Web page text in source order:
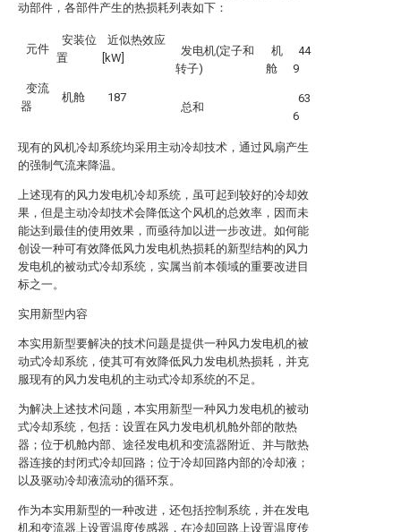
动部件，各部件产生的热损耗列表如下：
元件
安装位
置
近似热效应
[kW]
发电机(定子和
转子)
机
舱
44
9
变流
器
机舱 187
总和
63
6
现有的风机冷却系统均采用主动冷却技术，通过风扇产生
的强制气流来降温。
上述现有的风力发电机冷却系统，虽可起到较好的冷却效
果，但是主动冷却技术会降低这个风机的总效率，因而未
能达到最佳的使用效果，而亟待加以进一步改进。如何能
创设一种可有效降低风力发电机热损耗的新型结构的风力
发电机的被动式冷却系统，实属当前本领域的重要改进目
标之一。
实用新型内容
本实用新型要解决的技术问题是提供一种风力发电机的被
动式冷却系统，使其可有效降低风力发电机热损耗，并克
服现有的风力发电机的主动式冷却系统的不足。
为解决上述技术问题，本实用新型一种风力发电机的被动
式冷却系统，包括：设置在风力发电机机舱外部的散热
器；位于机舱内部、途径发电机和变流器附近、并与散热
器连接的封闭式冷却回路；位于冷却回路内部的冷却液；
以及驱动冷却液流动的循环泵。
作为本实用新型的一种改进，还包括控制系统，并在发电
机和变流器上设置温度传感器，在冷却回路上设置温度传